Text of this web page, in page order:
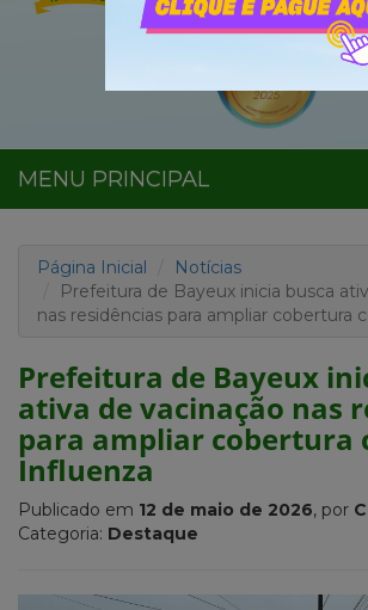
MENU PRINCIPAL
Página Inicial
Notícias
Prefeitura de Bayeux inicia busca
nas residências para ampliar cobertura
Prefeitura de Bayeux
ativa de vacinação nas
para ampliar cobertura
Influenza
Publicado em 12 de maio de 2026, por
Categoria: Destaque